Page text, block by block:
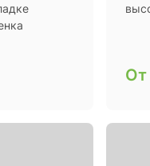
От